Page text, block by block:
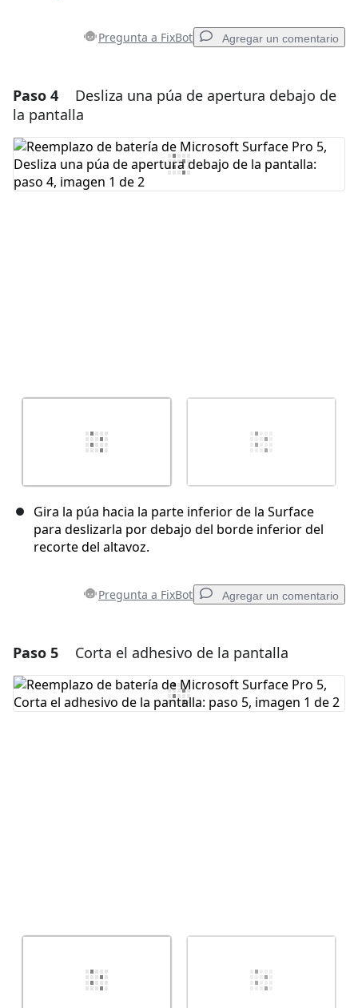
Pregunta a FixBot Agregar un comentario
Agregar un comentario
Agregar Comentario
Paso 4
Desliza una púa de apertura debajo de
la pantalla
Gira la púa hacia la parte inferior de la Surface
para deslizarla por debajo del borde inferior del
recorte del altavoz.
Pregunta a FixBot Agregar un comentario
Agregar un comentario
Agregar Comentario
Paso 5 Corta el adhesivo de la pantalla